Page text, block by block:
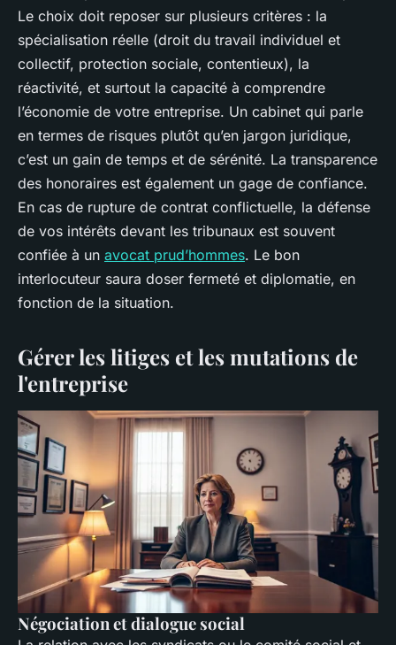
Le choix doit reposer sur plusieurs critères : la
spécialisation réelle (droit du travail individuel et
collectif, protection sociale, contentieux), la
réactivité, et surtout la capacité à comprendre
l’économie de votre entreprise. Un cabinet qui parle
en termes de risques plutôt qu’en jargon juridique,
c’est un gain de temps et de sérénité. La transparence
des honoraires est également un gage de confiance.
En cas de rupture de contrat conflictuelle, la défense
de vos intérêts devant les tribunaux est souvent
confiée à un avocat prud’hommes. Le bon
interlocuteur saura doser fermeté et diplomatie, en
fonction de la situation.
Gérer les litiges et les mutations de
l'entreprise
Négociation et dialogue social